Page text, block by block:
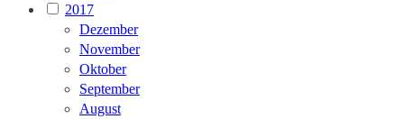
2017
Dezember
November
Oktober
September
August